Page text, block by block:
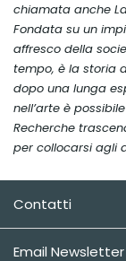
chiamata anche
Fondata su un
affresco della
tempo, è la storia
dopo una lunga
nell’arte è
Recherche
per collocarsi agli
Contatti
Email Newsletter